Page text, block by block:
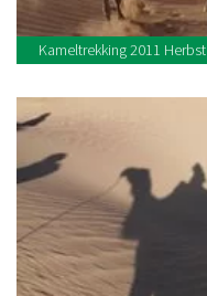
Kameltrekking 2011 Herbst